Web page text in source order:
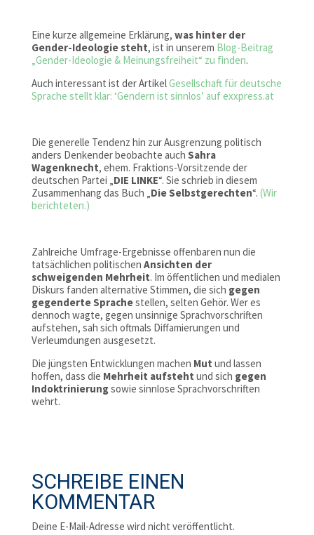
Eine kurze allgemeine Erklärung, was hinter der
Gender-Ideologie steht, ist in unserem Blog-Beitrag
„Gender-Ideologie & Meinungsfreiheit“ zu finden.
Auch interessant ist der ArtikelGesellschaft für deutsche
Sprache stellt klar: ‘Gendern ist sinnlos’ auf exxpress.at
Die generelle Tendenz hin zur Ausgrenzung politisch
anders Denkender beobachte auch Sahra
Wagenknecht, ehem. Fraktions-Vorsitzende der
deutschen Partei „DIE LINKE“. Sie schrieb in diesem
Zusammenhang das Buch „Die Selbstgerechten“. (Wir
berichteten.)
Zahlreiche Umfrage-Ergebnisse offenbaren nun die
tatsächlichen politischen Ansichten der
schweigenden Mehrheit. Im öffentlichen und medialen
Diskurs fanden alternative Stimmen, die sich gegen
gegenderte Sprachestellen, selten Gehör. Wer es
dennoch wagte, gegen unsinnige Sprachvorschriften
aufstehen, sah sich oftmals Diffamierungen und
Verleumdungen ausgesetzt.
Die jüngsten Entwicklungen machen Mut und lassen
hoffen, dass die Mehrheit aufsteht und sich gegen
Indoktrinierungsowie sinnlose Sprachvorschriften
wehrt.
SCHREIBE EINEN
KOMMENTAR
Deine E-Mail-Adresse wird nicht veröffentlicht.